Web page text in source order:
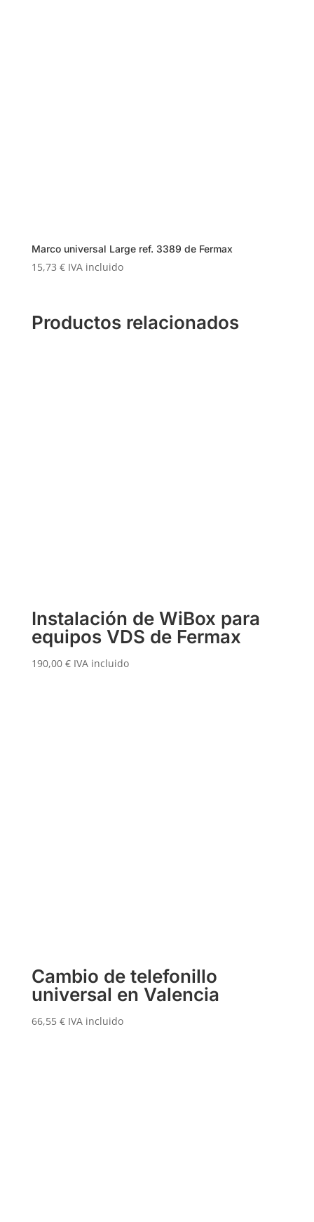
Marco universal Large ref. 3389 de Fermax
15,73 € IVA incluido
Productos relacionados
Instalación de WiBox para
equipos VDS de Fermax
190,00 € IVA incluido
Cambio de telefonillo
universal en Valencia
66,55 € IVA incluido